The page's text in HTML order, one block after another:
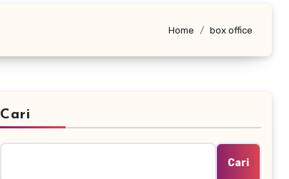
Home box office
Cari
Cari